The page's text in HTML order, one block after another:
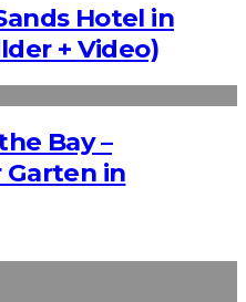
Hotel in
+ Video)
Bay –
in